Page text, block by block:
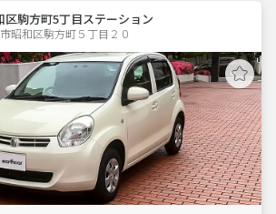
区駒方町5丁目ステーション
昭和区駒方町５丁目２０